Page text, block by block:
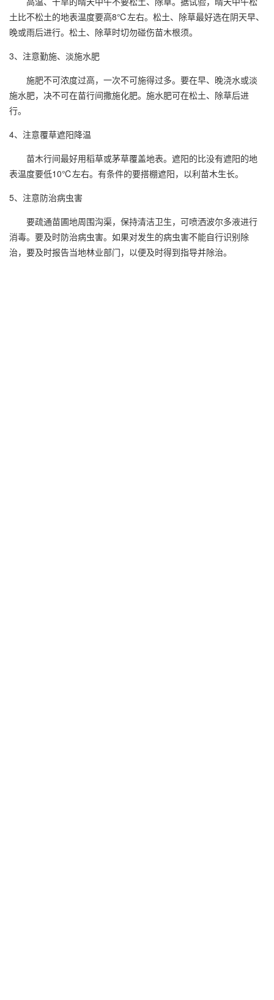
土比不松土的地表温度要高8℃左右。松土、除草最好选在阴天早、
晚或雨后进行。松土、除草时切勿碰伤苗木根须。
3、注意勤施、淡施水肥
施肥不可浓度过高，一次不可施得过多。要在早、晚浇水或淡
施水肥，决不可在苗行间撒施化肥。施水肥可在松土、除草后进
行。
4、注意覆草遮阳降温
苗木行间最好用稻草或茅草覆盖地表。遮阳的比没有遮阳的地
表温度要低10℃左右。有条件的要搭棚遮阳，以利苗木生长。
5、注意防治病虫害
要疏通苗圃地周围沟渠，保持清洁卫生，可喷洒波尔多液进行
消毒。要及时防治病虫害。如果对发生的病虫害不能自行识别除
治，要及时报告当地林业部门，以便及时得到指导并除治。